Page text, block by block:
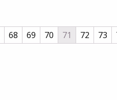
68 69 70 71 72 73